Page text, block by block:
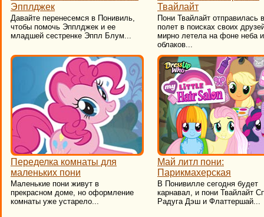
Эпплджек
Давайте перенесемся в Понивиль,
чтобы помочь Эпплджек и ее
младшей сестренке Эппл Блум...
Твайлайт
Пони Твайлайт отправилась в
полет в поисках своих
мирно летела на фоне неба и
облаков...
Переделка комнаты для
маленьких пони
Маленькие пони живут в
прекрасном доме, но оформление
комнаты уже устарело...
Май литл пони:
Парикмахерская
В Понивилле сегодня будет
карнавал, и пони Твайлайт
Радуга Дэш и Флаттершай...